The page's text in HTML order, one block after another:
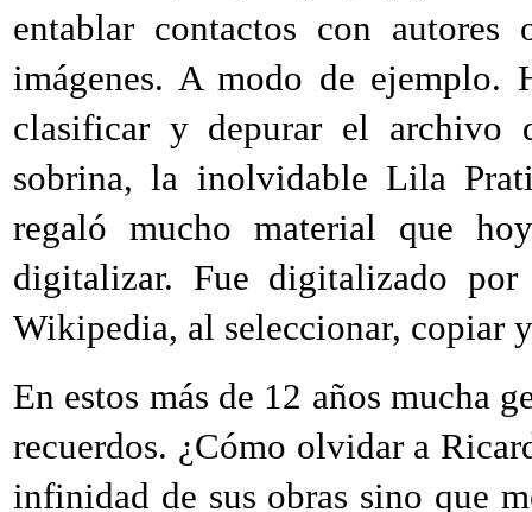
entablar contactos con
imágenes. A modo de ejemplo.
clasificar y depurar el archivo
sobrina, la inolvidable Lila
regaló mucho material que
digitalizar. Fue digitalizado
Wikipedia, al seleccionar, copiar
En estos más de 12 años mucha
recuerdos. ¿Cómo olvidar a
infinidad de sus obras sino que